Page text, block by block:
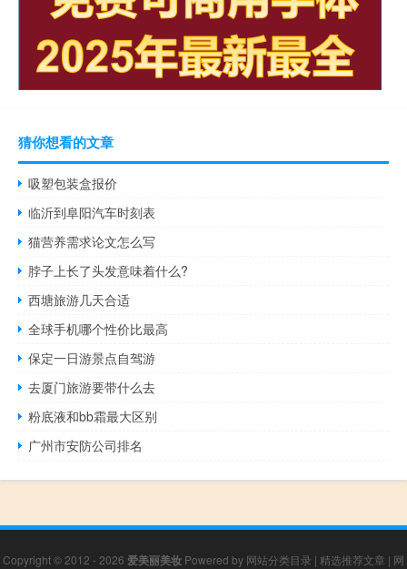
猜你想看的文章
吸塑包装盒报价
临沂到阜阳汽车时刻表
猫营养需求论文怎么写
脖子上长了头发意味着什么?
西塘旅游几天合适
全球手机哪个性价比最高
保定一日游景点自驾游
去厦门旅游要带什么去
粉底液和bb霜最大区别
广州市安防公司排名
Copyright © 2012 - 2026 爱美丽美妆 Powered by 网站分类目录 | 精选推荐文章 | 网